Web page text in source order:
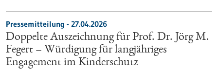
Pressemitteilung - 27.04.2026
Doppelte Auszeichnung für Prof. Dr. Jörg M.
Fegert – Würdigung für langjähriges
Engagement im Kinderschutz